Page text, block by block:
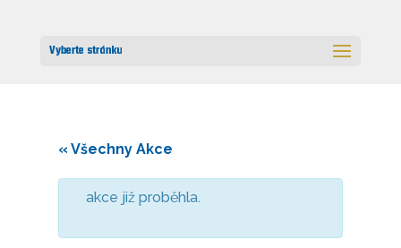
Vyberte stránku
« Všechny Akce
akce již proběhla.